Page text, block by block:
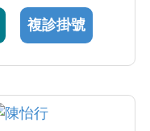
染與免疫發炎關
SLE研究的傑
篇SCI論文且為
年獲全球前2%
複診掛號